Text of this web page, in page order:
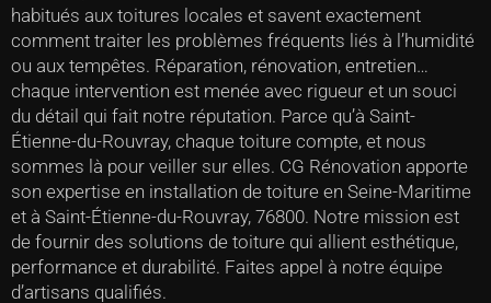
habitués aux toitures locales et savent exactement
comment traiter les problèmes fréquents liés à l’humidité
ou aux tempêtes. Réparation, rénovation, entretien…
chaque intervention est menée avec rigueur et un souci
du détail qui fait notre réputation. Parce qu’à Saint-
Étienne-du-Rouvray, chaque toiture compte, et nous
sommes là pour veiller sur elles. CG Rénovation apporte
son expertise en installation de toiture en Seine-Maritime
et à Saint-Étienne-du-Rouvray, 76800. Notre mission est
de fournir des solutions de toiture qui allient esthétique,
performance et durabilité. Faites appel à notre équipe
d’artisans qualifiés.